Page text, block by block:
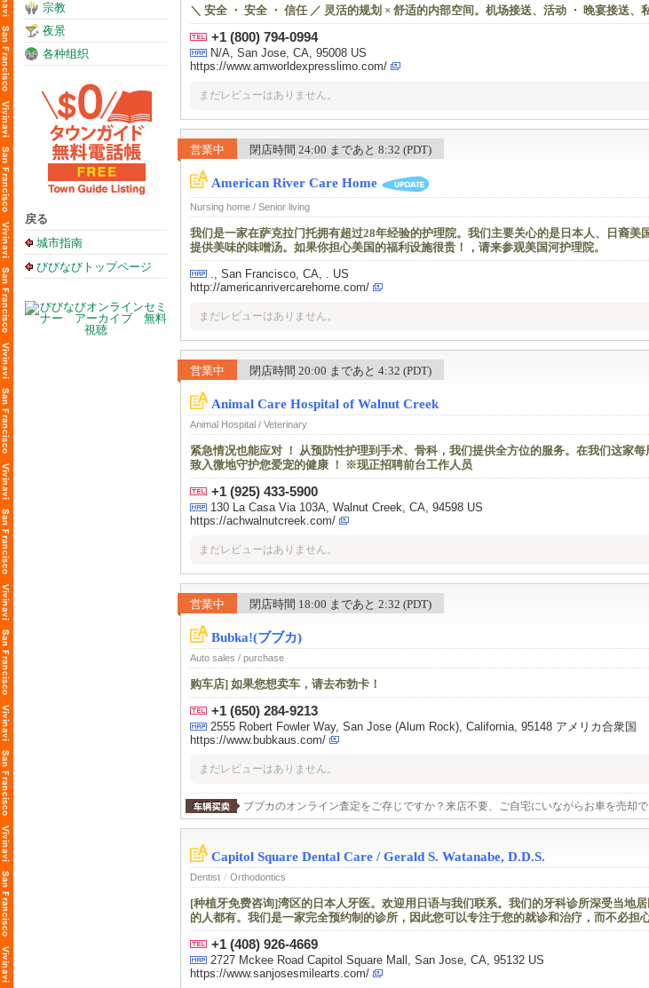
宗教
夜景
各种组织
戻る
城市指南
びびなびトップページ
＼ 安全 ・ 安全 ・ 信任 ／ 灵活的规划 × 舒适的内部空间。机场接送、活动 ・ 晚宴接送、
+1 (800) 794-0994
N/A, San Jose, CA, 95008 US
https://www.amworldexpresslimo.com/
まだレビューはありません。
営業中 閉店時間 24:00 まであと 8:32 (PDT)
American River Care Home
Nursing home / Senior living
我们是一家在萨克拉门托拥有超过28年经验的护理院。我们主要关心的是日本人、日裔美
提供美味的味噌汤。如果你担心美国的福利设施很贵！，请来参观美国河护理院。
., San Francisco, CA, . US
http://americanrivercarehome.com/
まだレビューはありません。
営業中 閉店時間 20:00 まであと 4:32 (PDT)
Animal Care Hospital of Walnut Creek
Animal Hospital / Veterinary
紧急情况也能应对 ！ 从预防性护理到手术、骨科，我们提供全方位的服务。在我们这家
致入微地守护您爱宠的健康 ！ ※现正招聘前台工作人员
+1 (925) 433-5900
130 La Casa Via 103A, Walnut Creek, CA, 94598 US
https://achwalnutcreek.com/
まだレビューはありません。
営業中 閉店時間 18:00 まであと 2:32 (PDT)
Bubka!(ブブカ)
Auto sales / purchase
购车店] 如果您想卖车，请去布勃卡！
+1 (650) 284-9213
2555 Robert Fowler Way, San Jose (Alum Rock), California, 95148 アメリカ合衆国
https://www.bubkaus.com/
まだレビューはありません。
ブブカのオンライン査定をご存じですか？来店不要、ご自宅にいながらお車を売却で
Capitol Square Dental Care / Gerald S. Watanabe, D.D.S.
Dentist / Orthodontics
[种植牙免费咨询]湾区的日本人牙医。欢迎用日语与我们联系。我们的牙科诊所深受当地
的人都有。我们是一家完全预约制的诊所，因此您可以专注于您的就诊和治疗，而不必担
+1 (408) 926-4669
2727 Mckee Road Capitol Square Mall, San Jose, CA, 95132 US
https://www.sanjosesmilearts.com/